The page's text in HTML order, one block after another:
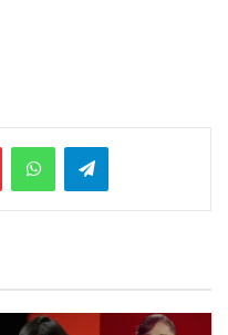
PinterestWhatsAppTelegram